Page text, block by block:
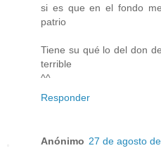
si es que en el fondo
patrio
Tiene su qué lo del don
terrible
^^
Responder
Anónimo 27 de agosto